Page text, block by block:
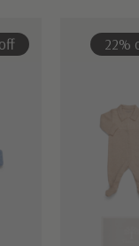
22%